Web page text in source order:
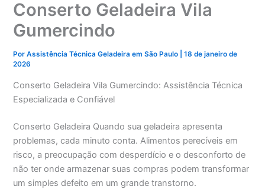
Conserto Geladeira Vila
Gumercindo
PorAssistência Técnica Geladeira em São Paulo |18 de janeiro de
2026
Conserto Geladeira Vila Gumercindo: Assistência Técnica
Especializada e Confiável
Conserto Geladeira Quando sua geladeira apresenta
problemas, cada minuto conta. Alimentos perecíveis em
risco, a preocupação com desperdício e o desconforto de
não ter onde armazenar suas compras podem transformar
um simples defeito em um grande transtorno.